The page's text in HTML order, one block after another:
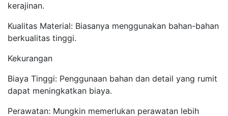
kerajinan.
Kualitas Material: Biasanya menggunakan bahan-bahan
berkualitas tinggi.
Kekurangan
Biaya Tinggi: Penggunaan bahan dan detail yang rumit
dapat meningkatkan biaya.
Perawatan: Mungkin memerlukan perawatan lebih